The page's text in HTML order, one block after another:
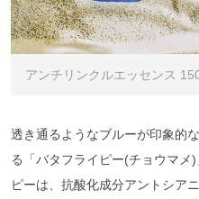
アンチリンクルエッセンス
透き通るようなブルーが印象的
る「バタフライピー(チョウマメ
ピーは、抗酸化成分アントシア